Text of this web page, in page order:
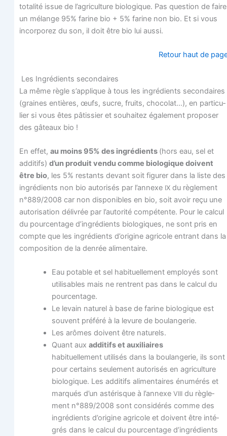
tota­li­té issue de l’agriculture bio­lo­gique. Pas ques­tion de faire
un mélange 95% farine bio + 5% farine non bio. Et si vous
incor­po­rez du son, il doit être bio lui aussi.
Retour haut de
Les Ingré­dients secondaires
La même règle s’applique à tous les ingré­dients secon­daires
(graines entières, œufs, sucre, fruits, cho­co­lat…), en par­ti­cu­
lier si vous êtes pâtis­sier et sou­hai­tez éga­le­ment pro­po­ser
des gâteaux bio !
En effet, au moins 95% des ingré­dients (hors eau, sel et
addi­tifs) d’un pro­duit ven­du comme bio­lo­gique doivent
être bio, les 5% res­tants devant soit figu­rer dans la liste des
ingré­dients non bio auto­ri­sés par l’annexe IXdu règle­ment
n°889/2008 car non dis­po­nibles en bio, soit avoir reçu une
auto­ri­sa­tion déli­vrée par l’autorité com­pé­tente. Pour le cal­cul
du pour­cen­tage d’ingrédients bio­lo­giques, ne sont pris en
compte que les ingré­dients d’origine agri­cole entrant dans la
com­po­si­tion de la den­rée alimentaire.
Eau potable et sel habi­tuel­le­ment employés sont
uti­li­sables mais ne rentrent pas dans le cal­cul du
pourcentage.
Le levain natu­rel à base de farine bio­lo­gique est
sou­vent pré­fé­ré à la levure de boulangerie.
Les arômes doivent être naturels.
Quant aux addi­tifs et auxi­liaires
habi­tuel­le­ment uti­li­sés dans la bou­lan­ge­rie, ils sont
pour cer­tains seule­ment auto­ri­sés en agri­cul­ture
bio­lo­gique. Les addi­tifs ali­men­taires énu­mé­rés et
mar­qués d’un asté­risque à l’annexe VIIIdu règle­
ment n°889/2008 sont consi­dé­rés comme des
ingré­dients d’origine agri­cole et doivent être inté­
grés dans le cal­cul du pour­cen­tage d’ingrédients